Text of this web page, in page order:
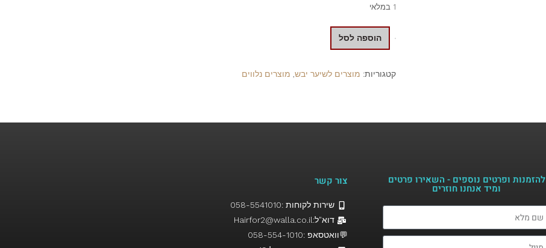
1 במלאי
הוספה לסל
קטגוריות: מוצרים לשיער יבש מוצרים נלווים
להזמנות ופרטים נוספים - השאירו פרטים
ומיד אנחנו חוזרים​
צור קשר
שירות לקוחות :058-5541010
דוא"ל:Hairfor2@walla.co.il
💬וואטסאפ :058-554-1010